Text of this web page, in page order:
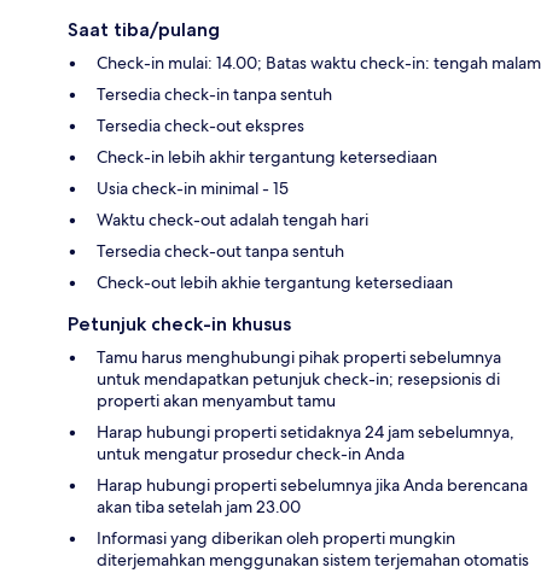
Saat tiba/pulang
Check-in mulai: 14.00; Batas waktu check-in: tengah malam
Tersedia check-in tanpa sentuh
Tersedia check-out ekspres
Check-in lebih akhir tergantung ketersediaan
Usia check-in minimal - 15
Waktu check-out adalah tengah hari
Tersedia check-out tanpa sentuh
Check-out lebih akhie tergantung ketersediaan
Petunjuk check-in khusus
Tamu harus menghubungi pihak properti sebelumnya
untuk mendapatkan petunjuk check-in; resepsionis di
properti akan menyambut tamu
Harap hubungi properti setidaknya 24 jam sebelumnya,
untuk mengatur prosedur check-in Anda
Harap hubungi properti sebelumnya jika Anda berencana
akan tiba setelah jam 23.00
Informasi yang diberikan oleh properti mungkin
diterjemahkan menggunakan sistem terjemahan otomatis